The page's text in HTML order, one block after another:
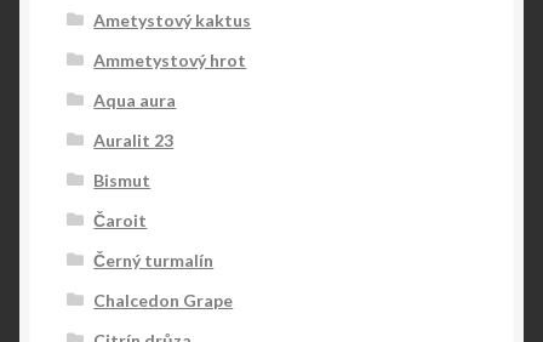
Ametystový kaktus
Ammetystový hrot
Aqua aura
Auralit 23
Bismut
Čaroit
Černý turmalín
Chalcedon Grape